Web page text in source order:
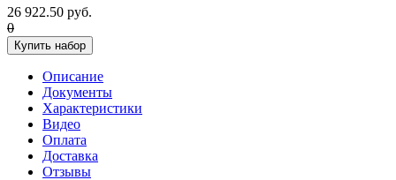
26 922.50 руб.
0
Купить набор
Описание
Документы
Характеристики
Видео
Оплата
Доставка
Отзывы